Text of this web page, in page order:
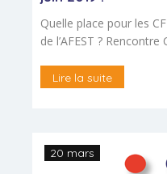
Quelle place pour les
de l’AFEST ?
Qualipro-CFI,
loi « Avenir
2018 met en valeur
Lire la suite
20 mars